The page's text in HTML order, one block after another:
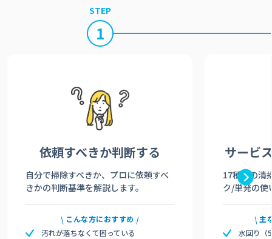
STEP
1
依頼すべきか判断する
自分で掃除すべきか、プロに依頼すべ
きかの判断基準を解説します。
こんな方におすすめ
汚れが落ちなくて困っている
サービ
17種類の清
ク/単発の使
主
水回り（